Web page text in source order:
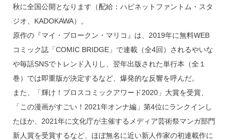
秋に全国公開となります（配給：ハピネットファントム・スタ
ジオ、KADOKAWA）。
原作の『マイ・ブロークン・マリコ』は、2019年に無料WEB
コミック誌「COMIC BRIDGE」で連載（全4回）されるやいな
や毎話SNSでトレンド入りし、翌年出版された単行本（全１
巻）では即重版が決定するなど、爆発的な反響を呼んだ。
また、「輝け！ブロスコミックアワード2020」大賞を受賞、
「この漫画がすごい！2021年オンナ編」第4位にランクインし
たほか、2021年に文化庁が主催するメディア芸術祭マンガ部門
新人賞を受賞するなど、ほぼ無名に近い新人作家の初連載作に